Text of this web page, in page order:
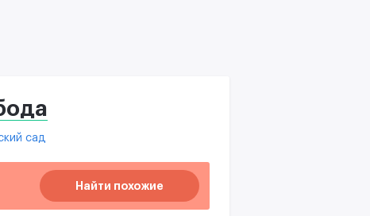
сад
Найти похожие